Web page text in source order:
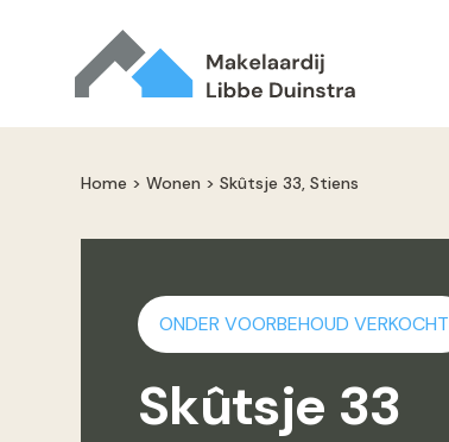
Home > Wonen > Skûtsje 33, Stiens
ONDER VOORBEHOUD VERKOCHT
Skûtsje 33